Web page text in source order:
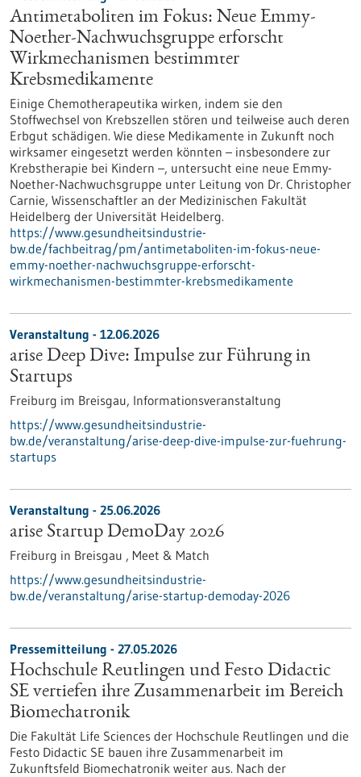
Antimetaboliten im Fokus: Neue Emmy-
Noether-Nachwuchsgruppe erforscht
Wirkmechanismen bestimmter
Krebsmedikamente
Einige Chemotherapeutika wirken, indem sie den
Stoffwechsel von Krebszellen stören und teilweise auch deren
Erbgut schädigen. Wie diese Medikamente in Zukunft noch
wirksamer eingesetzt werden könnten – insbesondere zur
Krebstherapie bei Kindern –, untersucht eine neue Emmy-
Noether-Nachwuchsgruppe unter Leitung von Dr. Christopher
Carnie, Wissenschaftler an der Medizinischen Fakultät
Heidelberg der Universität Heidelberg.
https://www.gesundheitsindustrie-
bw.de/fachbeitrag/pm/antimetaboliten-im-fokus-neue-
emmy-noether-nachwuchsgruppe-erforscht-
wirkmechanismen-bestimmter-krebsmedikamente
Veranstaltung - 12.06.2026
arise Deep Dive: Impulse zur Führung in
Startups
Freiburg im Breisgau, Informationsveranstaltung
https://www.gesundheitsindustrie-
bw.de/veranstaltung/arise-deep-dive-impulse-zur-fuehrung-
startups
Veranstaltung - 25.06.2026
arise Startup DemoDay 2026
Freiburg in Breisgau , Meet & Match
https://www.gesundheitsindustrie-
bw.de/veranstaltung/arise-startup-demoday-2026
Pressemitteilung - 27.05.2026
Hochschule Reutlingen und Festo Didactic
SE vertiefen ihre Zusammenarbeit im Bereich
Biomechatronik
Die Fakultät Life Sciences der Hochschule Reutlingen und die
Festo Didactic SE bauen ihre Zusammenarbeit im
Zukunftsfeld Biomechatronik weiter aus. Nach der